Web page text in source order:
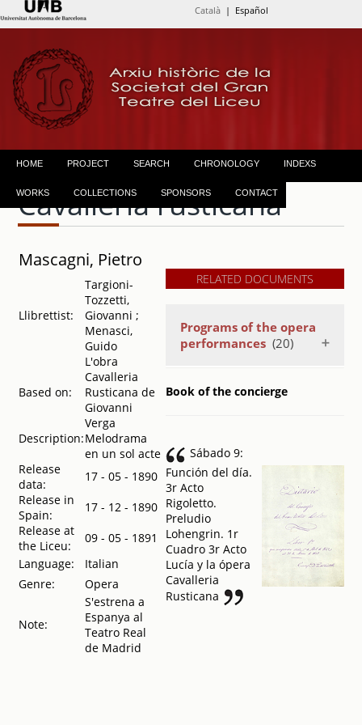
Català | Español
HOME PROJECT SEARCH CHRONOLOGY INDEXS
WORKS COLLECTIONS SPONSORS CONTACT
Cavalleria rusticana
Mascagni, Pietro
Llibrettist:
Targioni-
Tozzetti,
Giovanni ;
Menasci,
Guido
Based on:
L'obra
Cavalleria
Rusticana de
Giovanni
Verga
Description:Melodrama
en un sol acte
Release
data:
17 - 05 - 1890
Release in
Spain:
17 - 12 - 1890
Release at
the Liceu:
09 - 05 - 1891
Language:
Italian
Genre:
Opera
Note:
S'estrena a
Espanya al
Teatro Real
de Madrid
RELATED DOCUMENTS
Programs of the opera
performances (20)
ópera italiana
1891 :
Inauguración
1891
Compañía de
ópera italiana
/ Gran Teatro
del Liceo.
1898
Gran Teatro
del Liceo,
Book of the concierge
Sábado 9:
Función del día.
3r Acto
Rigoletto.
Preludio
Lohengrin. 1r
Cuadro 3r Acto
Lucía y la ópera
Cavalleria
Rusticana